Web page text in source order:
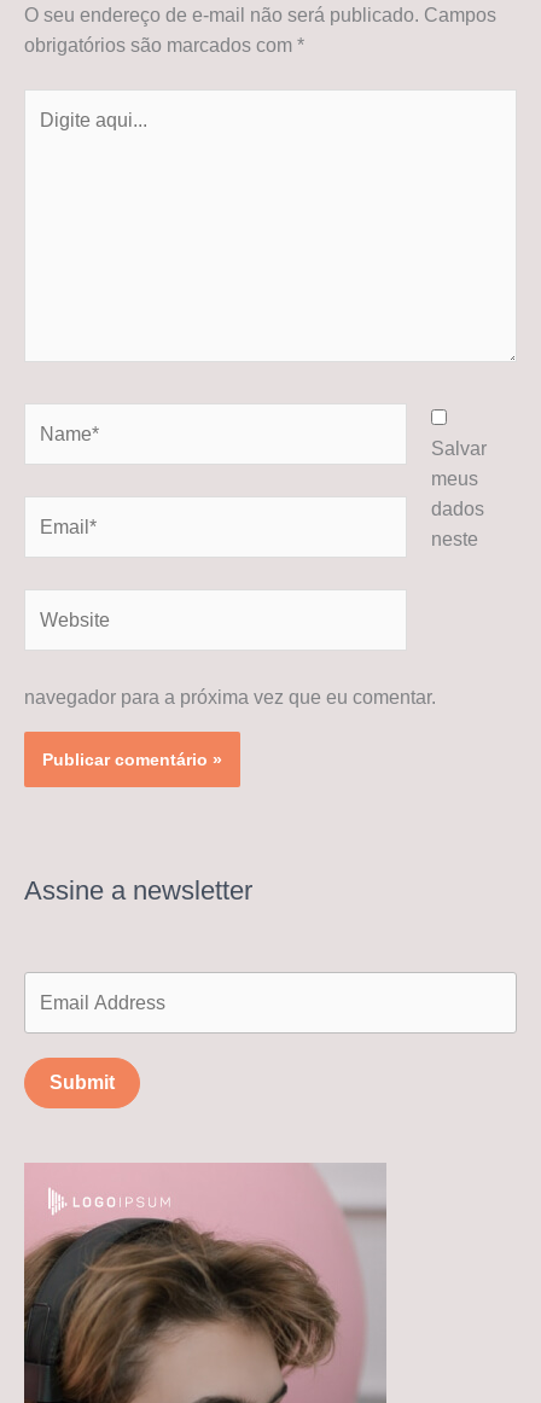
O seu endereço de e-mail não será publicado. Campos
obrigatórios são marcados com *
aqui...
Salvar
meus
dados
neste
navegador para a próxima vez que eu comentar.
Assine a newsletter
Submit